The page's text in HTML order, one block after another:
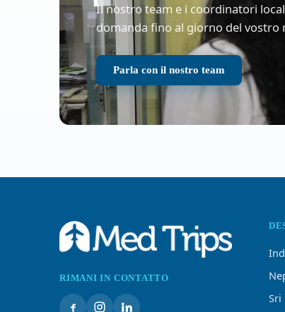
Il nostro team e i coordinatori
domanda fino al giorno del vostro
Parla con il nostro team
RIMANI IN CONTATTO
Sri